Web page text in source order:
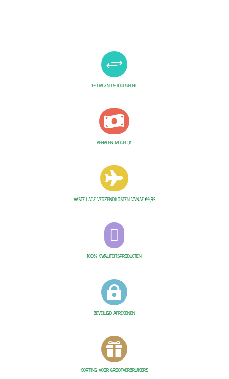
+
14 DAGEN RETOURRECHT

AFHALEN MOGELIJK

VASTE LAGE VERZENDKOSTEN VANAF €4,95

100% KWALITEITSPRODUCTEN

BEVEILIGD AFREKENEN

KORTING VOOR GROOTVERBRUIKERS